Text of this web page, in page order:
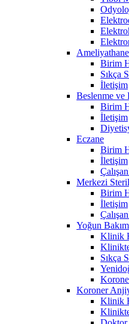
Birim
Sıkça
İletişim
Beslenme
Birim
İletişim
Eczane
Birim
İletişim
Merkezi
Birim
İletişim
Yoğun
Klinik
Sıkça
Koroner
Klinik